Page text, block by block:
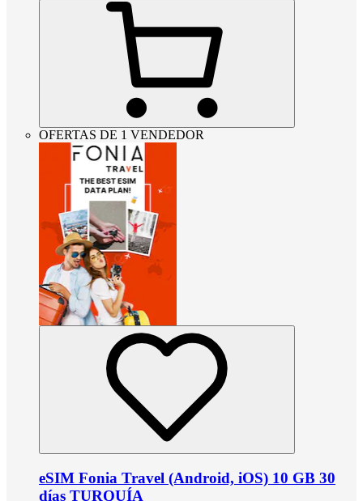
OFERTAS DE 1 VENDEDOR
eSIM Fonia Travel (Android, iOS) 10 GB 30
días TURQUÍA